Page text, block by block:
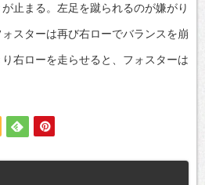
止まる。左足を蹴られるのが嫌がり
スターは再び右ローでバランスを崩
右ローを走らせると、フォスターは